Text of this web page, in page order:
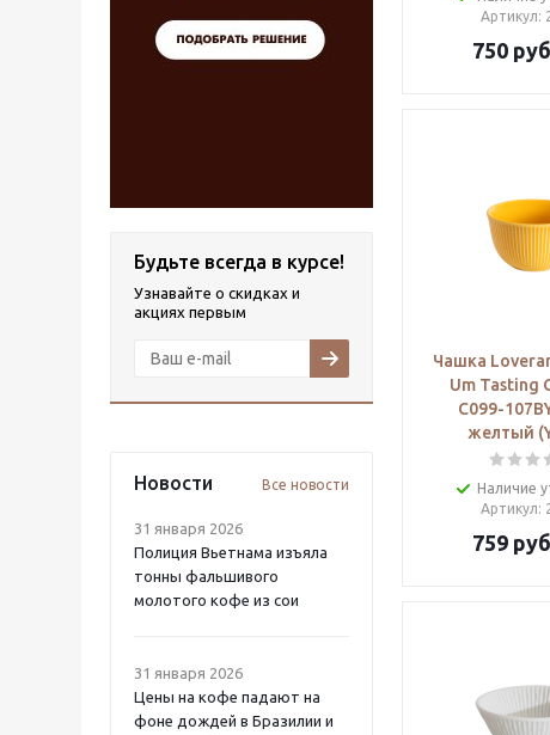
Будьте всегда в курсе!
Узнавайте о скидках и
акциях первым
Новости Все новости
31 января 2026
Полиция Вьетнама изъяла
тонны фальшивого
молотого кофе из сои
31 января 2026
Цены на кофе падают на
фоне дождей в Бразилии и
Артикул:
750
Чашка
Um Tasting
C099-
желтый
Наличие
Артикул:
759